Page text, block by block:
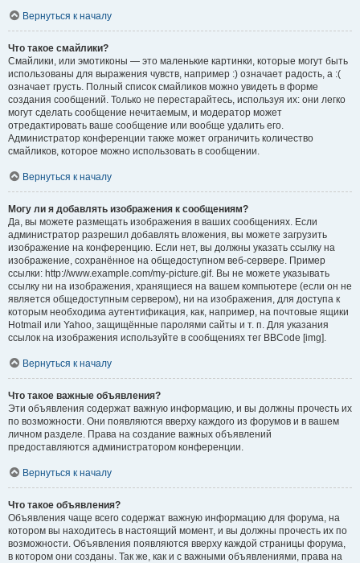
Вернуться к началу
Что такое смайлики?
Смайлики, или эмотиконы — это маленькие картинки, которые могут быть
использованы для выражения чувств, например :) означает радость, а :(
означает грусть. Полный список смайликов можно увидеть в форме
создания сообщений. Только не перестарайтесь, используя их: они легко
могут сделать сообщение нечитаемым, и модератор может
отредактировать ваше сообщение или вообще удалить его.
Администратор конференции также может ограничить количество
смайликов, которое можно использовать в сообщении.
Вернуться к началу
Могу ли я добавлять изображения к сообщениям?
Да, вы можете размещать изображения в ваших сообщениях. Если
администратор разрешил добавлять вложения, вы можете загрузить
изображение на конференцию. Если нет, вы должны указать ссылку на
изображение, сохранённое на общедоступном веб-сервере. Пример
ссылки: http://www.example.com/my-picture.gif. Вы не можете указывать
ссылку ни на изображения, хранящиеся на вашем компьютере (если он не
является общедоступным сервером), ни на изображения, для доступа к
которым необходима аутентификация, как, например, на почтовые ящики
Hotmail или Yahoo, защищённые паролями сайты и т. п. Для указания
ссылок на изображения используйте в сообщениях тег BBCode [img].
Вернуться к началу
Что такое важные объявления?
Эти объявления содержат важную информацию, и вы должны прочесть их
по возможности. Они появляются вверху каждого из форумов и в вашем
личном разделе. Права на создание важных объявлений
предоставляются администратором конференции.
Вернуться к началу
Что такое объявления?
Объявления чаще всего содержат важную информацию для форума, на
котором вы находитесь в настоящий момент, и вы должны прочесть их по
возможности. Объявления появляются вверху каждой страницы форума,
в котором они созданы. Так же, как и с важными объявлениями, права на